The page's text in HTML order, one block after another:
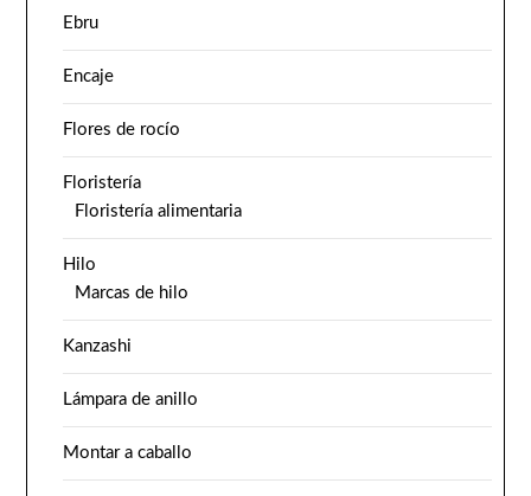
Ebru
Encaje
Flores de rocío
Floristería
Floristería alimentaria
Hilo
Marcas de hilo
Kanzashi
Lámpara de anillo
Montar a caballo